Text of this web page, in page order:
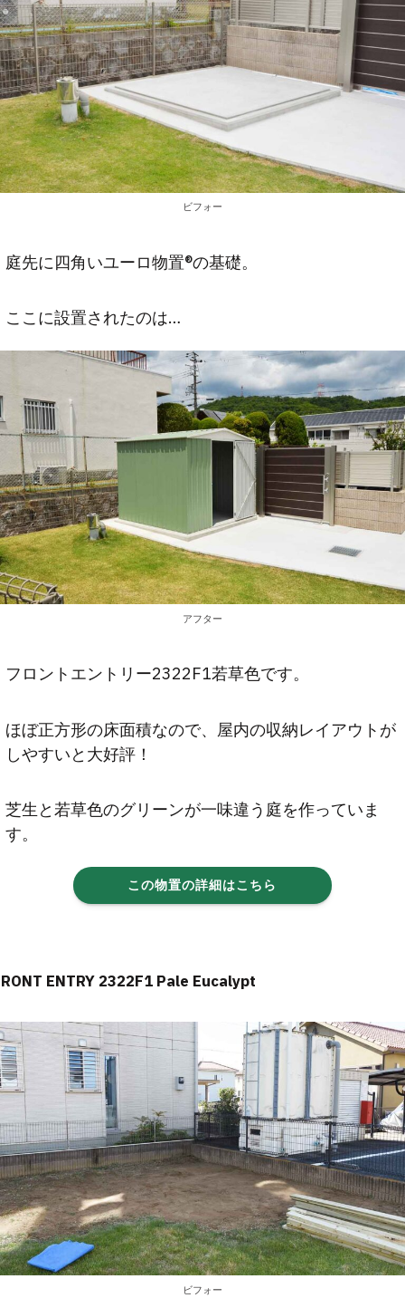
ビフォー
庭先に四角いユーロ物置®の基礎。
ここに設置されたのは…
アフター
フロントエントリー2322F1若草色です。
ほぼ正方形の床面積なので、屋内の収納レイアウトが
しやすいと大好評！
芝生と若草色のグリーンが一味違う庭を作っていま
す。
この物置の詳細はこちら
ENTRY 2322F1 Pale Eucalypt
ビフォー